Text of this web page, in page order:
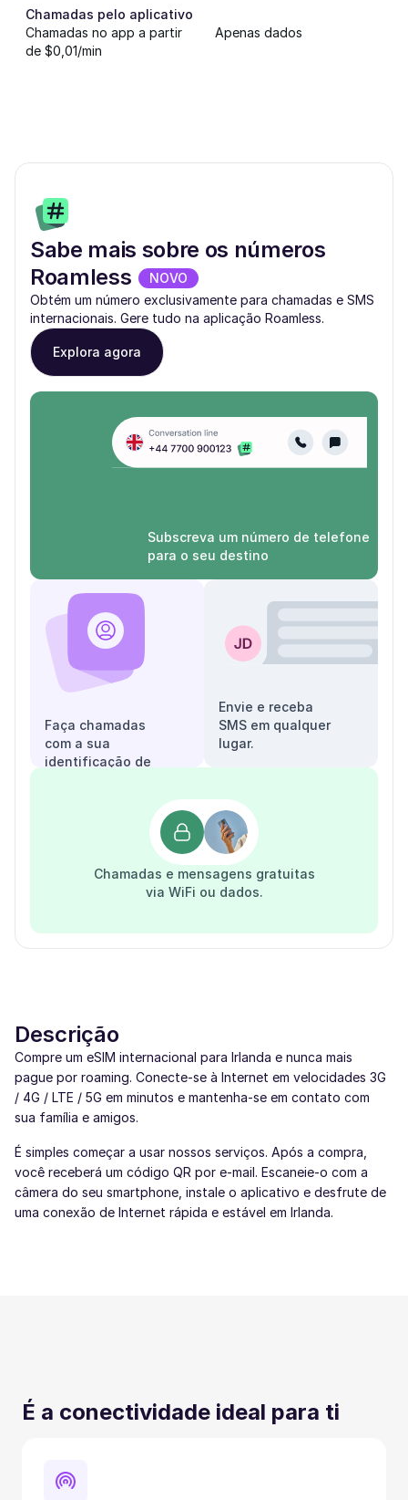
Chamadas pelo aplicativo
Chamadas no app a partir
de $0,01/min
Apenas dados
Sabe mais sobre os números
Roamless
NOVO
Obtém um número exclusivamente para chamadas e SMS
internacionais. Gere tudo na aplicação Roamless.
Explora agora
Subscreva um número de telefone
para o seu destino
Faça chamadas
com a sua
identificação de
Envie e receba
SMS em qualquer
lugar.
Chamadas e mensagens gratuitas
via WiFi ou dados.
Descrição
Compre um eSIM internacional para Irlanda e nunca mais
pague por roaming. Conecte-se à Internet em velocidades 3G
/ 4G / LTE / 5G em minutos e mantenha-se em contato com
sua família e amigos.
É simples começar a usar nossos serviços. Após a compra,
você receberá um código QR por e-mail. Escaneie-o com a
câmera do seu smartphone, instale o aplicativo e desfrute de
uma conexão de Internet rápida e estável em Irlanda.
É a conectividade ideal para ti